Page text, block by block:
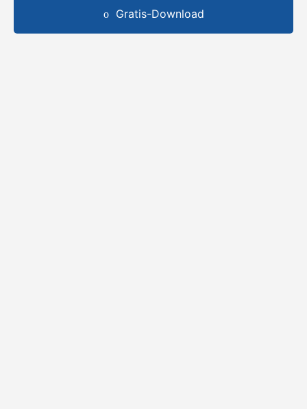
Gratis-Download